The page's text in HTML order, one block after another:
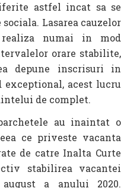
astfel incat sa se
Lasarea cauzelor
numai in mod
orare stabilite,
depune inscrisuri in
acest lucru
de complet.
au inaintat o
ce priveste vacanta
de catre Inalta Curte
stabilirea vacantei
a anului 2020.